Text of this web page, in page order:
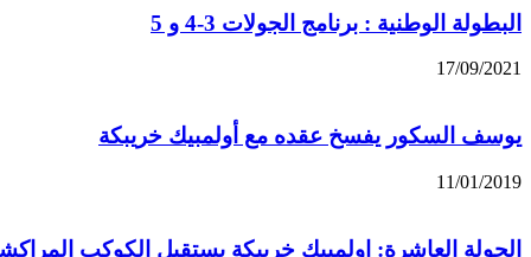
البطولة الوطنية : برنامج الجولات 3-4 و 5
17/09/2021
يوسف السكور يفسخ عقده مع أولمبيك خريبكة
11/01/2019
الجولة العاشرة: اولمبيك خريبكة يستقبل الكوكب